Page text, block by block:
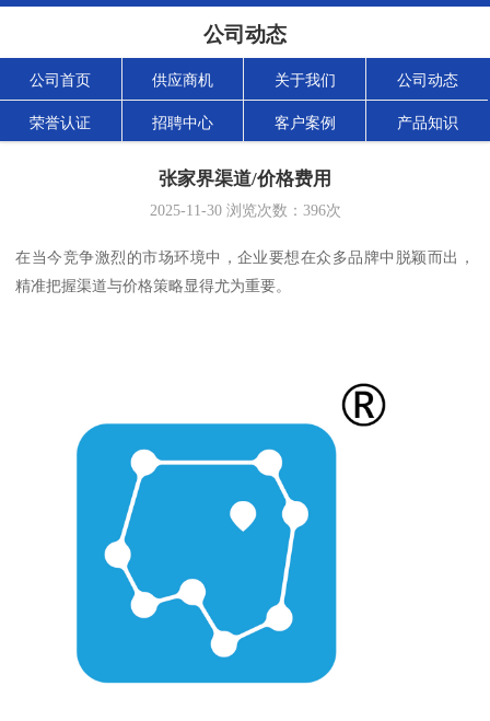
公司动态
公司首页 供应商机 关于我们 公司动态
荣誉认证 招聘中心 客户案例 产品知识
张家界渠道/价格费用
2025-11-30浏览次数： 396次
在当今竞争激烈的市场环境中，企业要想在众多品牌中脱颖而出，
精准把握渠道与价格策略显得尤为重要。